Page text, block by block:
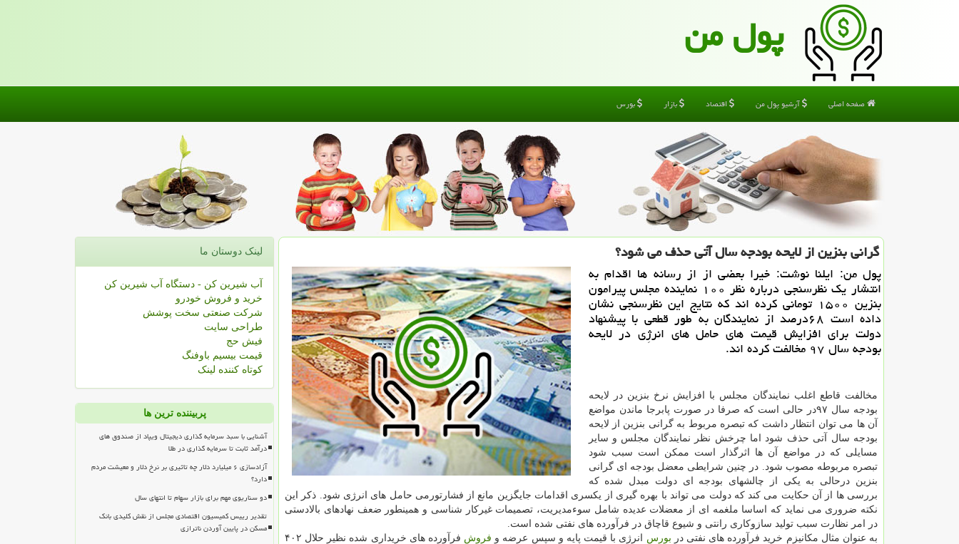
پول من
صفحه اصلی آرشیو پول من اقتصاد بازار بورس
گرانی بنزین از لایحه بودجه سال آتی حذف می شود؟
پول من: ایلنا نوشت: خیرا بعضی از از رسانه ها اقدام به
انتشار یك نظرسنجی درباره نظر ۱۰۰ نماینده مجلس پیرامون
بنزین ۱۵۰۰ تومانی كرده اند كه نتایج این نظرسنجی نشان
داده است ۶۸درصد از نمایندگان به طور قطعی با پیشنهاد
دولت برای افزایش قیمت های حامل های انرژِی در لایحه
بودجه سال ۹۷ مخالفت كرده اند.
مخالفت قاطع اغلب نمایندگان مجلس با افزایش نرخ بنزین در لایحه
بودجه سال ۹۷در حالی است كه صرفا در صورت پابرجا ماندن مواضع
آن ها می توان انتظار داشت كه تبصره مربوط به گرانی بنزین از لایحه
بودجه سال آتی حذف شود اما چرخش نظر نمایندگان مجلس و سایر
مسایلی كه در مواضع آن ها اثرگذار است ممكن است سبب شود
تبصره مربوطه مصوب شود. در چنین شرایطی معضل بودجه ای گرانی
بنزین درحالی به یكی از چالشهای بودجه ای دولت مبدل شده كه
بررسی ها از آن حكایت می كند كه دولت می تواند با بهره گیری از یكسری اقدامات جایگزین مانع از فشارتورمی حامل های انرژی شود. ذكر این
نكته ضروری می نماید كه اساسا ملغمه ای از معضلات عدیده شامل سوءمدیریت، تصمیمات غیركار شناسی و همینطور ضعف نهادهای بالادستی
در امر نظارت سبب تولید سازوكاری رانتی و شیوع قاچاق در فرآورده های نفتی شده است.
به عنوان مثال مكانیزم خرید فرآورده های نفتی در بورس انرژی با قیمت پایه و سپس عرضه و فروش
فرآورده های خریداری شده نظیر حلال ۴۰۲
لینک دوستان ما
آب شیرین کن - دستگاه آب شیرین کن
خرید و فروش خودرو
شرکت صنعتی سخت پوشش
طراحی سایت
فیش حج
قیمت بیسیم باوفنگ
کوتاه کننده لینک
پربیننده ترین ها
آشنایی با سبد سرمایه گذاری دیجیتال ویپاد از صندوق های
درآمد ثابت تا سرمایه گذاری در طلا
آزادسازی ۶ میلیارد دلار چه تاثیری بر نرخ دلار و معیشت مردم
دارد؟
دو سناریوی مهم برای بازار سهام تا انتهای سال
تقدیر رییس کمیسیون اقتصادی مجلس از نقش کلیدی بانک
مسکن در پایین آوردن ناترازی